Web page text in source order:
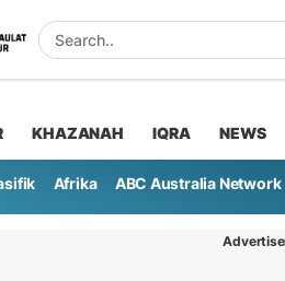
KHAZANAH IQRA NEWS
Afrika ABC Australia Network